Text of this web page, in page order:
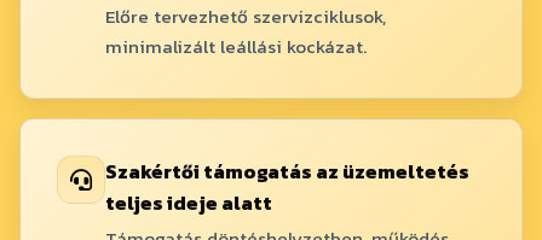
Előre tervezhető szervizciklusok,
minimalizált leállási kockázat.
Szakértői támogatás az üzemeltetés
teljes ideje alatt